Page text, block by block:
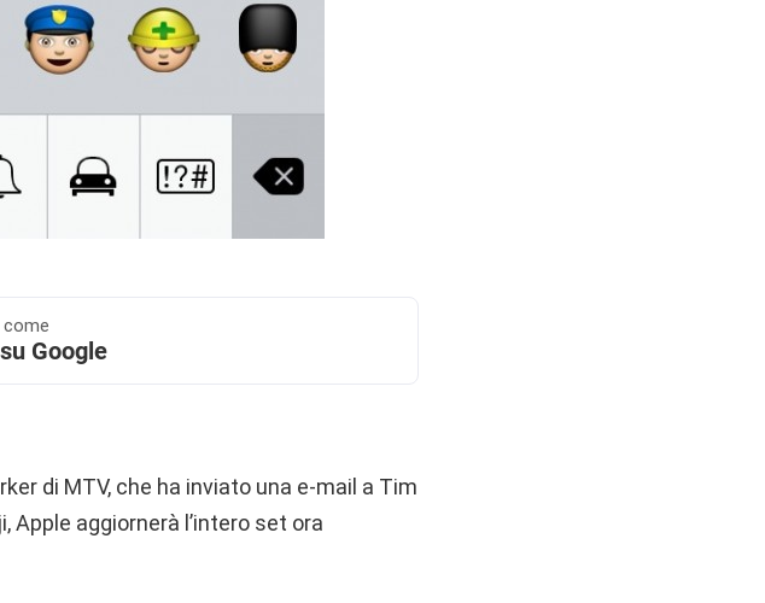
come
Google
di MTV, che ha inviato una e-mail a Tim
Apple aggiornerà l’intero set ora